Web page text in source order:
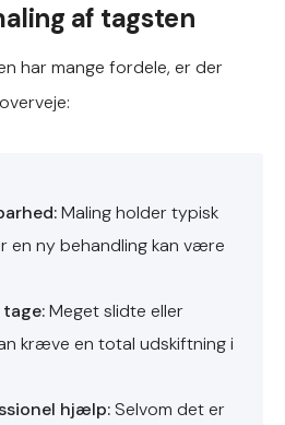
af tagsten
har mange fordele, er der
Maling holder typisk
en ny behandling kan være
Meget slidte eller
kræve en total udskiftning i
hjælp:Selvom det er